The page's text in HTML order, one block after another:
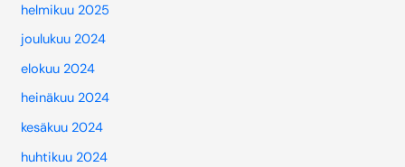
helmikuu 2025
joulukuu 2024
elokuu 2024
heinäkuu 2024
kesäkuu 2024
huhtikuu 2024